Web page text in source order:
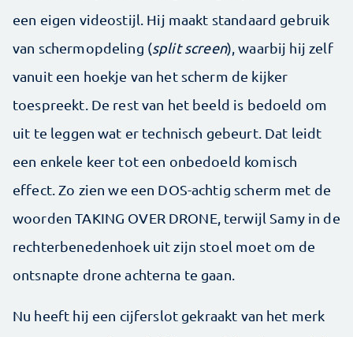
een eigen videostijl. Hij maakt standaard gebruik
van schermopdeling (split screen), waarbij hij zelf
vanuit een hoekje van het scherm de kijker
toespreekt. De rest van het beeld is bedoeld om
uit te leggen wat er technisch gebeurt. Dat leidt
een enkele keer tot een onbedoeld komisch
effect. Zo zien we een DOS-achtig scherm met de
woorden TAKING OVER DRONE, terwijl Samy in de
rechterbenedenhoek uit zijn stoel moet om de
ontsnapte drone achterna te gaan.
Nu heeft hij een cijferslot gekraakt van het merk